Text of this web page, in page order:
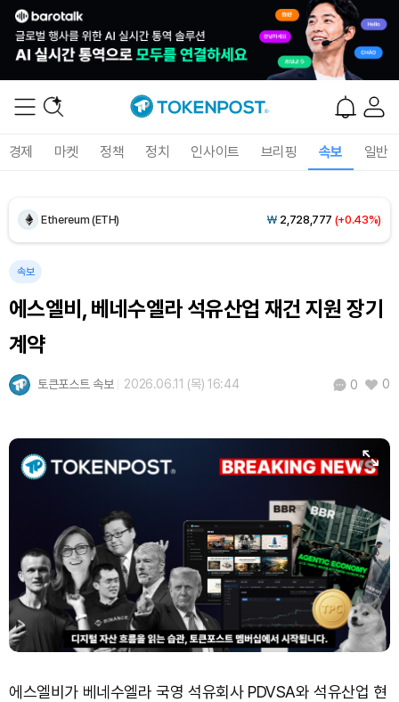
경제 마켓 정책 정치 인사이트 브리핑 속보 일반
Ethereum (ETH) ₩ 2,728,777 (+0.43%)
BNB (BNB) ₩843,969(+0.25%)
USDC (USDC)
Solana (SOL) ₩105,258(+1.36%)
Hyperliquid (HYPE) ₩77,498(-3.22%)
Dogecoin (DOGE) ₩99.33(+1.33%)
Bitcoin (BTC) ₩92,521,594(+0.76%)
속보
에스엘비, 베네수엘라 석유산업 재건 지원 장기
계약
토큰포스트 속보 2026.06.11 (목) 16:44 0 0
에스엘비가 베네수엘라 국영 석유회사 PDVSA와 석유산업 현